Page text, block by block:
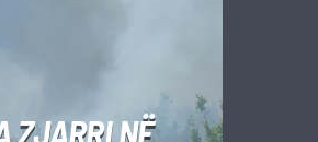
ZJARRI NË